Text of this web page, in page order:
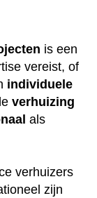
is een
vereist, of
individuele
verhuizing
als
verhuizers
zijn